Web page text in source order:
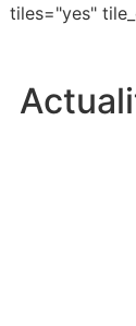
tiles="yes"